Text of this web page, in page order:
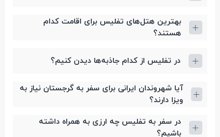
بهترین هتل‌های تفلیس برای اقامت کدام
هستند؟
در تفلیس از کدام جاذبه‌ها دیدن کنیم؟
آیا شهروندان ایرانی برای سفر به گرجستان نیاز به
ویزا دارند؟
در سفر به تفلیس چه ارزی به همراه داشته
باشیم؟